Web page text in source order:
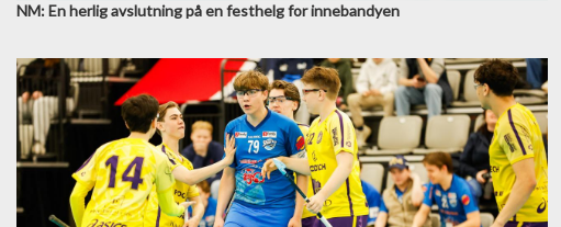
NM: En herlig avslutning på en festhelg for innebandyen